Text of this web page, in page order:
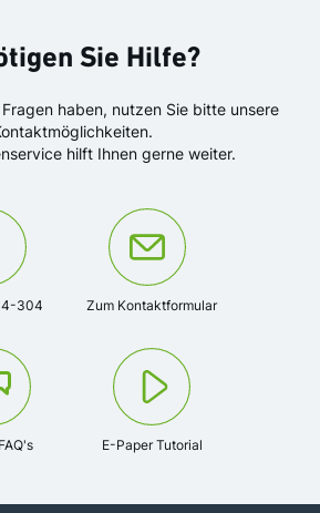
Sie Hilfe?
haben, nutzen Sie bitte unsere
hilft Ihnen gerne weiter.
Sie uns unter der Telefonnummer:
304 Oder kontaktieren Sie uns über das
Zum Kontaktformular
E-Paper Tutorial